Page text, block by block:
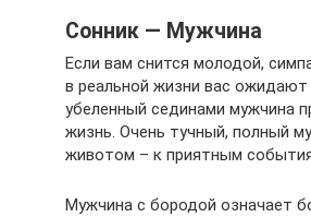
Сонник — Мужчина
Если вам снится молодой,
в реальной жизни вас ожидают
убеленный сединами мужчина
жизнь. Очень тучный, полный
животом – к приятным
Мужчина с бородой означает